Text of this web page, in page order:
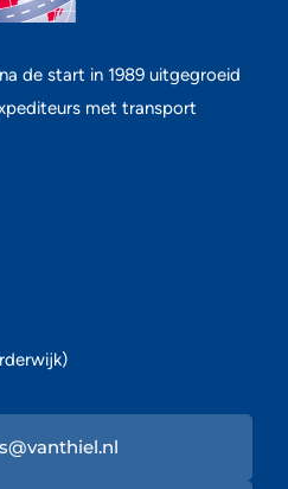
de start in 1989 uitgegroeid
met transport